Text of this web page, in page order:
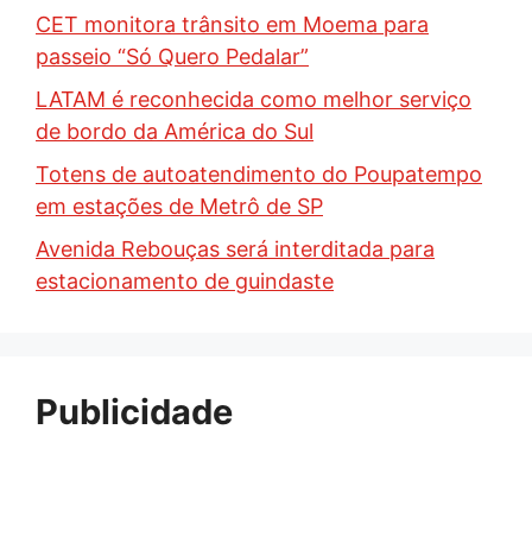
CET monitora trânsito em Moema para
passeio “Só Quero Pedalar”
LATAM é reconhecida como melhor serviço
de bordo da América do Sul
Totens de autoatendimento do Poupatempo
em estações de Metrô de SP
Avenida Rebouças será interditada para
estacionamento de guindaste
Publicidade